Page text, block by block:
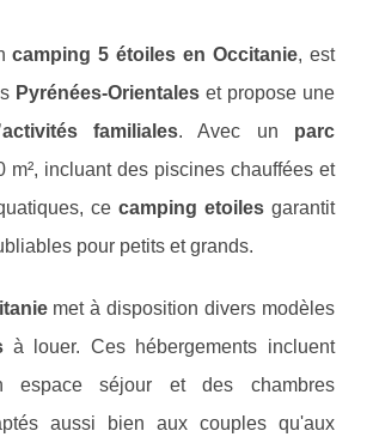
camping 5 étoiles en Occitanie, est
Pyrénées-Orientales et propose une
activités familiales. Avec un parc
m², incluant des piscines chauffées et
ce camping etoilesgarantit
pour petits et grands.
met à disposition divers modèles
à louer. Ces hébergements incluent
espace séjour et des chambres
aussi bien aux couples qu'aux